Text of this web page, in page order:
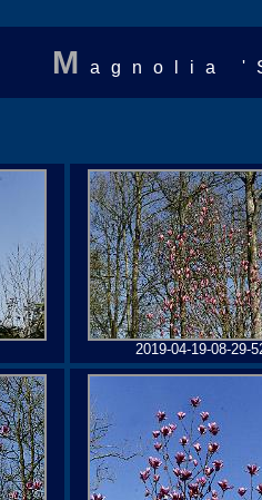
M agnolia
2019-04-19-08-29-